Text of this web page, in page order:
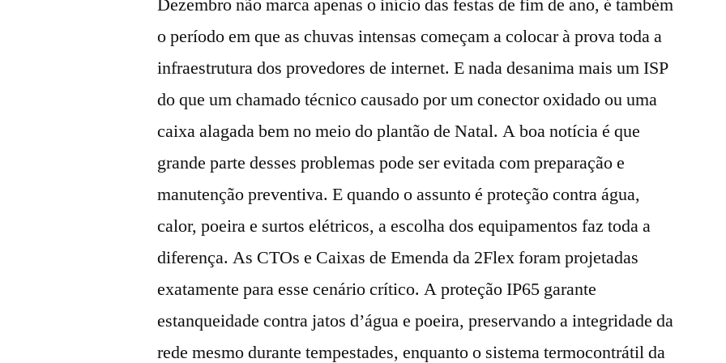
Dezembro não marca apenas o início das festas de fim de ano, é também
o período em que as chuvas intensas começam a colocar à prova toda a
infraestrutura dos provedores de internet. E nada desanima mais um ISP
do que um chamado técnico causado por um conector oxidado ou uma
caixa alagada bem no meio do plantão de Natal. A boa notícia é que
grande parte desses problemas pode ser evitada com preparação e
manutenção preventiva. E quando o assunto é proteção contra água,
calor, poeira e surtos elétricos, a escolha dos equipamentos faz toda a
diferença. As CTOs e Caixas de Emenda da 2Flex foram projetadas
exatamente para esse cenário crítico. A proteção IP65 garante
estanqueidade contra jatos d’água e poeira, preservando a integridade da
rede mesmo durante tempestades, enquanto o sistema termocontrátil da